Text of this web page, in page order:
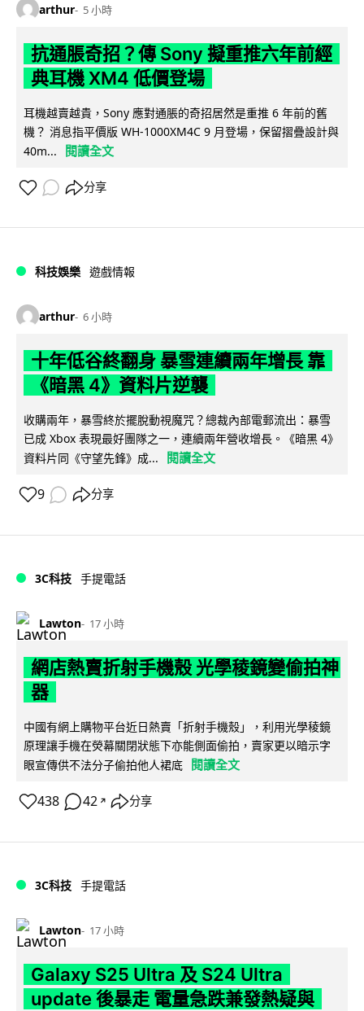
arthur 5 小時
抗通脹奇招？傳 Sony 擬重推六年前經
典耳機 XM4 低價登場
耳機越賣越貴，Sony 應對通脹的奇招居然是重推 6 年前的舊
機？ 消息指平價版 WH-1000XM4C 9 月登場，保留摺疊設計與
40m...
閱讀全文
分享
科技娛樂 遊戲情報
arthur 6 小時
十年低谷終翻身 暴雪連續兩年增長 靠
《暗黑 4》資料片逆襲
收購兩年，暴雪終於擺脫動視魔咒？總裁內部電郵流出：暴雪
已成 Xbox 表現最好團隊之一，連續兩年營收增長。《暗黑 4》
資料片同《守望先鋒》成...
閱讀全文
9 分享
3C科技 手提電話
Lawton 17 小時
網店熱賣折射手機殼 光學稜鏡變偷拍神
器
中國有網上購物平台近日熱賣「折射手機殼」，利用光學稜鏡
原理讓手機在熒幕關閉狀態下亦能側面偷拍，賣家更以暗示字
眼宣傳供不法分子偷拍他人裙底
閱讀全文
438 42 ↗ 分享
3C科技 手提電話
Lawton 17 小時
Galaxy S25 Ultra 及 S24 Ultra
update 後暴走 電量急跌兼發熱疑與